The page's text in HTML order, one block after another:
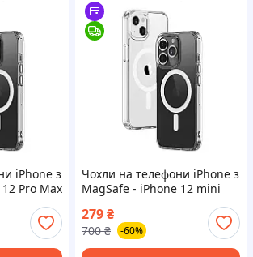
iPhone з
Pro Max
Чохли на телефони iPhone з
MagSafe - iPhone 12 mini
279₴
700 ₴ -60%